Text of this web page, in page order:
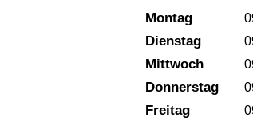
Montag
Dienstag
Mittwoch
Donnerstag
Freitag